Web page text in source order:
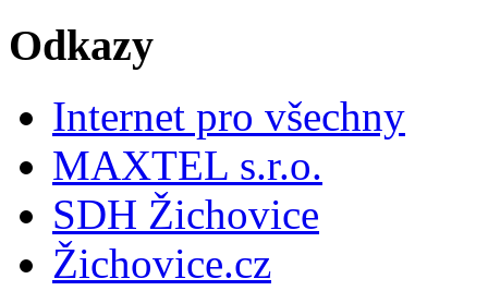
Odkazy
Internet pro všechny
MAXTEL s.r.o.
SDH Žichovice
Žichovice.cz